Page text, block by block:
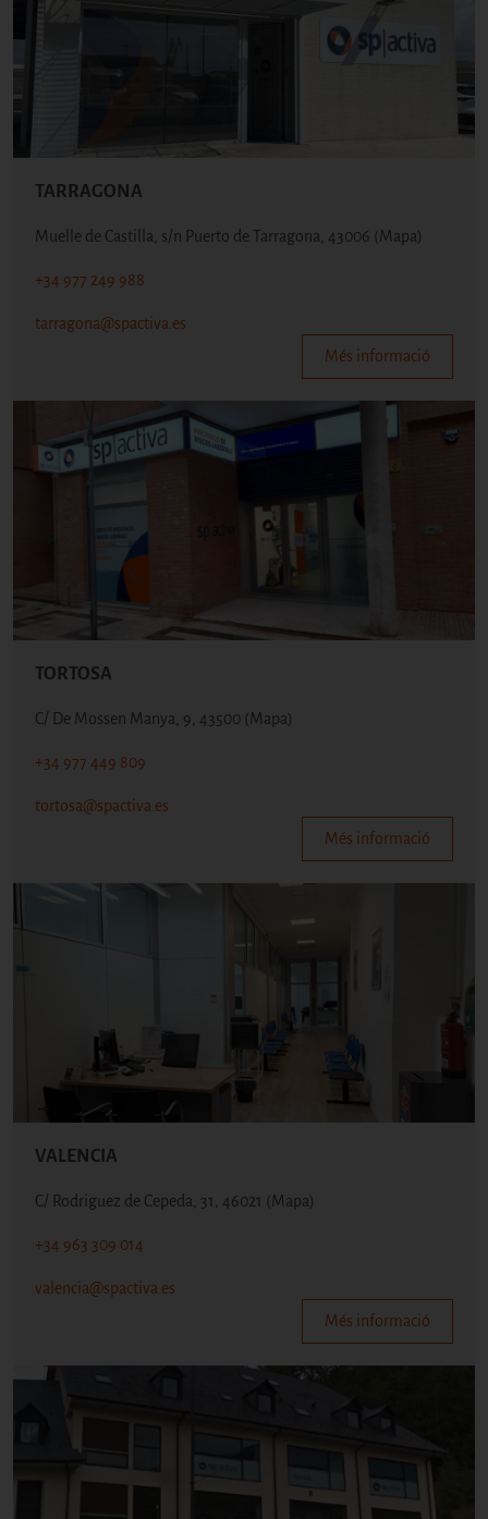
TARRAGONA
Muelle de Castilla, s/n Puerto de Tarragona, 43006 (Mapa)
+34 977 249 988
tarragona@spactiva.es
Més informació
TORTOSA
C/ De Mossen Manya, 9, 43500 (Mapa)
+34 977 449 809
tortosa@spactiva.es
Més informació
VALENCIA
C/ Rodriguez de Cepeda, 31, 46021 (Mapa)
+34 963 309 014
valencia@spactiva.es
Més informació